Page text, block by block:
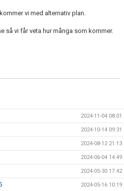
vi med alternativ plan.
så vi får veta hur många som kommer.
2024-11-04 08:01
2024-10-14 09:31
2024-08-12 21:13
2024-06-04 14:49
2024-05-30 17:42
2024-05-16 10:19